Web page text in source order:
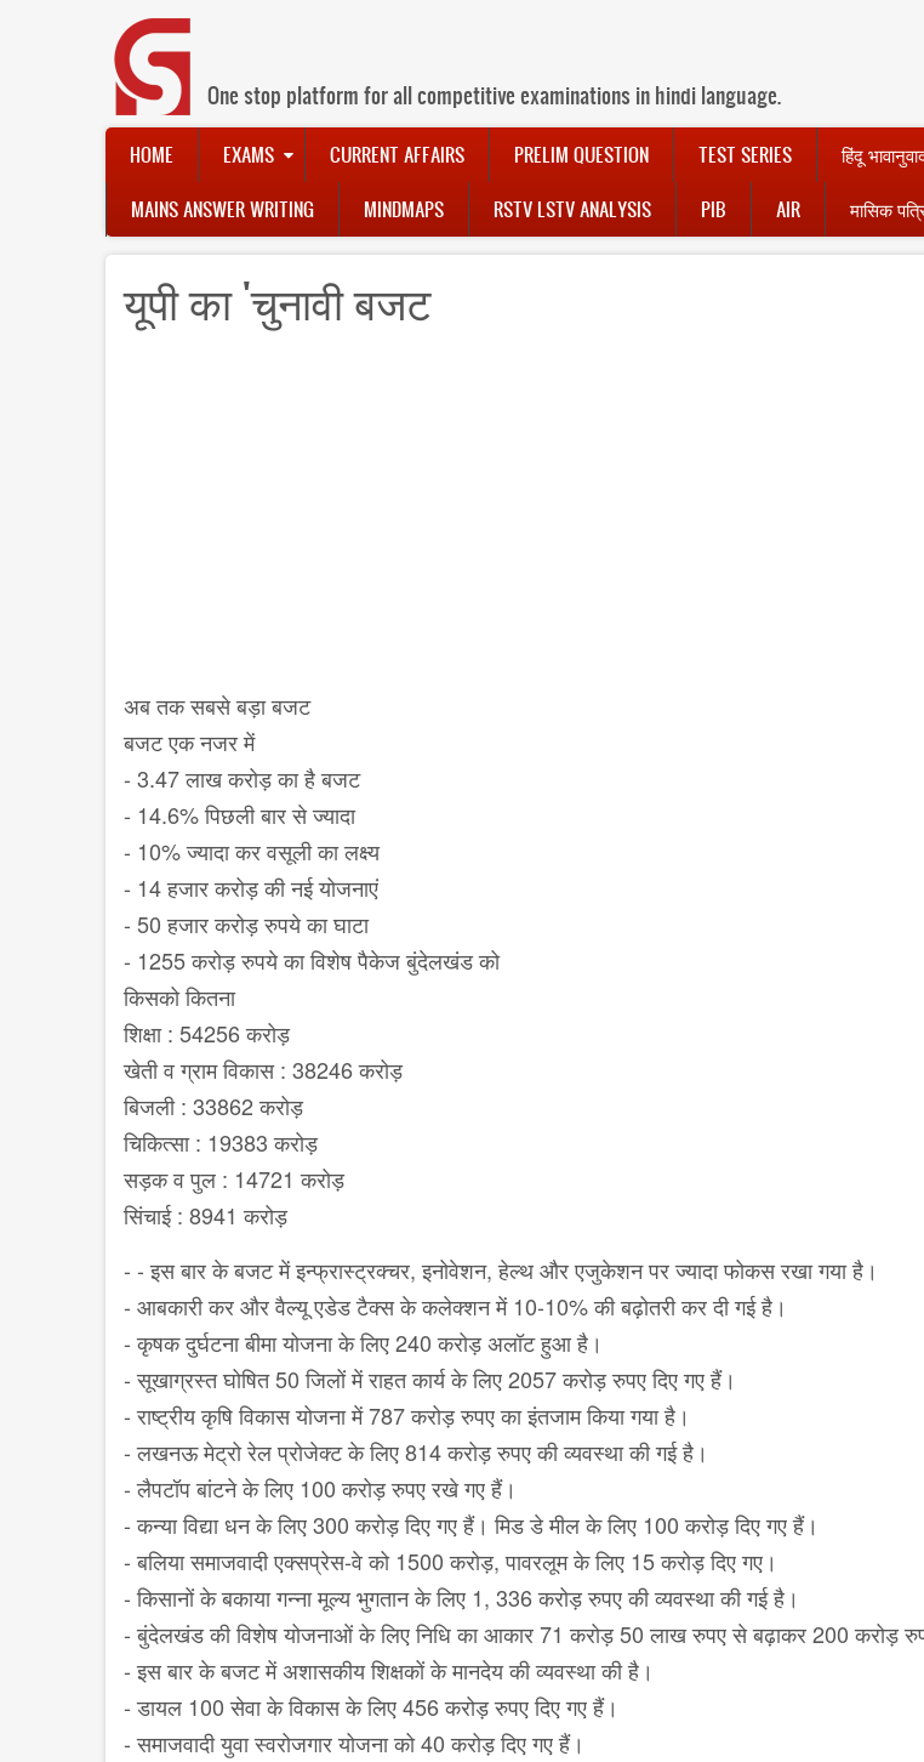
One stop platform for all competitive examinations in hindi language.
Main
navigation
HOME EXAMS CURRENT AFFAIRS PRELIM QUESTION TEST SERIES हिंदू
MAINS ANSWER WRITING MINDMAPS RSTV LSTV ANALYSIS PIB AIR मासिक
यूपी का 'चुनावी बजट
अब तक सबसे बड़ा बजट
बजट एक नजर में
- 3.47 लाख करोड़ का है बजट
- 14.6% पिछली बार से ज्यादा
- 10% ज्यादा कर वसूली का लक्ष्य
- 14 हजार करोड़ की नई योजनाएं
- 50 हजार करोड़ रुपये का घाटा
- 1255 करोड़ रुपये का विशेष पैकेज बुंदेलखंड को
किसको कितना
शिक्षा : 54256 करोड़
खेती व ग्राम विकास : 38246 करोड़
बिजली : 33862 करोड़
चिकित्सा : 19383 करोड़
सड़क व पुल : 14721 करोड़
सिंचाई : 8941 करोड़
- - इस बार के बजट में इन्फ्रास्ट्रक्चर, इनोवेशन, हेल्थ और एजुकेशन पर ज्यादा फोकस रखा गया है।
- आबकारी कर और वैल्यू एडेड टैक्स के कलेक्शन में 10-10% की बढ़ोतरी कर दी गई है।
- कृषक दुर्घटना बीमा योजना के लिए 240 करोड़ अलॉट हुआ है।
- सूखाग्रस्त घोषित 50 जिलों में राहत कार्य के लिए 2057 करोड़ रुपए दिए गए हैं।
- राष्ट्रीय कृषि विकास योजना में 787 करोड़ रुपए का इंतजाम किया गया है।
- लखनऊ मेट्रो रेल प्रोजेक्ट के लिए 814 करोड़ रुपए की व्यवस्था की गई है।
- लैपटॉप बांटने के लिए 100 करोड़ रुपए रखे गए हैं।
- कन्या विद्या धन के लिए 300 करोड़ दिए गए हैं। मिड डे मील के लिए 100 करोड़ दिए गए हैं।
- बलिया समाजवादी एक्सप्रेस-वे को 1500 करोड़, पावरलूम के लिए 15 करोड़ दिए गए।
- किसानों के बकाया गन्ना मूल्य भुगतान के लिए 1, 336 करोड़ रुपए की व्यवस्था की गई है।
- बुंदेलखंड की विशेष योजनाओं के लिए निधि का आकार 71 करोड़ 50 लाख रुपए से बढ़ाकर 200 करोड़
- इस बार के बजट में अशासकीय शिक्षकों के मानदेय की व्यवस्था की है।
- डायल 100 सेवा के विकास के लिए 456 करोड़ रुपए दिए गए हैं।
- समाजवादी युवा स्वरोजगार योजना को 40 करोड़ दिए गए हैं।